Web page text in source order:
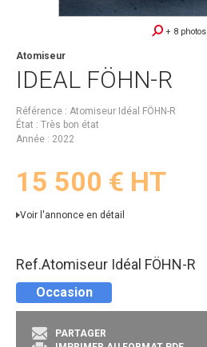
+ 8 photos
IDEAL FÖHN-R
Atomiseur
Référence
Atomiseur Idéal FÖHN-R
État
Très bon état
Année
2022
15 500 € HT
Voir l'annonce en détail
Ref.Atomiseur Idéal FÖHN-R
Occasion
PARTAGER